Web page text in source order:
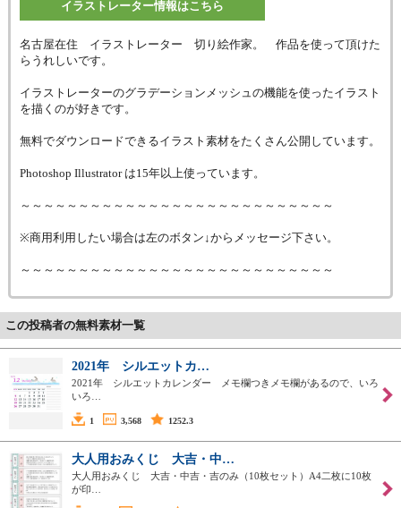
イラストレーター情報はこちら
名古屋在住 イラストレーター 切り絵作家。 作品を使って頂けた
らうれしいです。
イラストレーターのグラデーションメッシュの機能を使ったイラスト
を描くのが好きです。
無料でダウンロードできるイラスト素材をたくさん公開しています。
Photoshop Illustrator は15年以上使っています。
～～～～～～～～～～～～～～～～～～～～～～～～～～～
※商用利用したい場合は左のボタン↓からメッセージ下さい。
～～～～～～～～～～～～～～～～～～～～～～～～～～～
この投稿者の無料素材一覧
2021年 シルエットカ…
2021年 シルエットカレンダー メモ欄つきメモ欄があるので、いろ
いろ…
1 3,568 1252.3
大人用おみくじ 大吉・中…
大人用おみくじ 大吉・中吉・吉のみ（10枚セット）A4二枚に10枚
が印…